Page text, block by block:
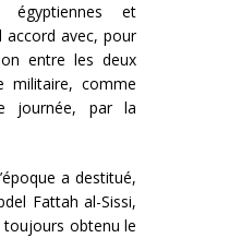
et
accord avec, pour
entre les deux
militaire, comme
journée, par la
a destitué,
Fattah al-Sissi,
toujours obtenu le